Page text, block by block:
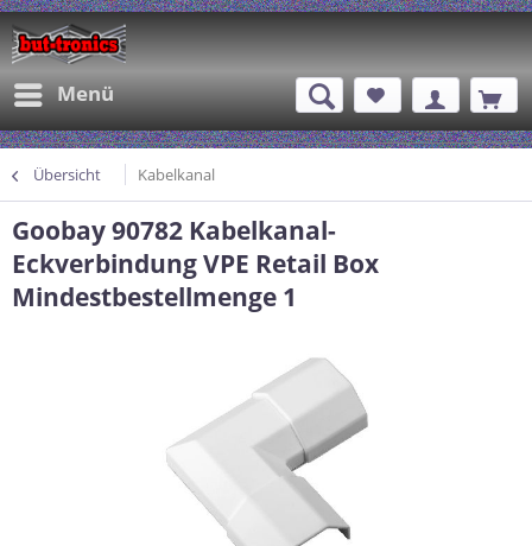
Menü
Übersicht Kabelkanal
Goobay 90782 Kabelkanal-
Eckverbindung VPE Retail Box
Mindestbestellmenge 1